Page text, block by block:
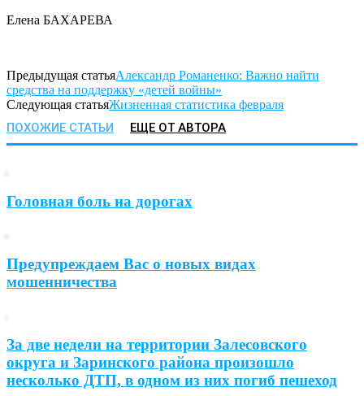
Елена БАХАРЕВА
Предыдущая статьяАлександр Романенко: Важно найти
средства на поддержку «детей войны»
Следующая статьяЖизненная статистика февраля
ПОХОЖИЕ СТАТЬИ ЕЩЕ ОТ АВТОРА
Головная боль на дорогах
Предупреждаем Вас о новых видах
мошенничества
За две недели на территории Залесовского
округа и Заринского района произошло
несколько ДТП, в одном из них погиб пешеход